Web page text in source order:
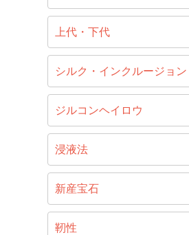
上代・下代
シルク・インクルージョン
ジルコンヘイロウ
浸液法
新産宝石
靭性